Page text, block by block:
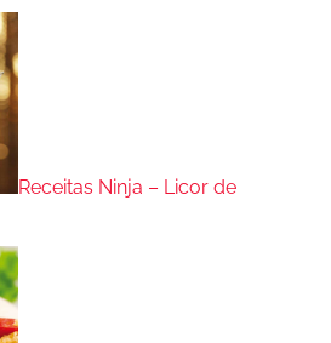
Receitas Ninja – Licor de